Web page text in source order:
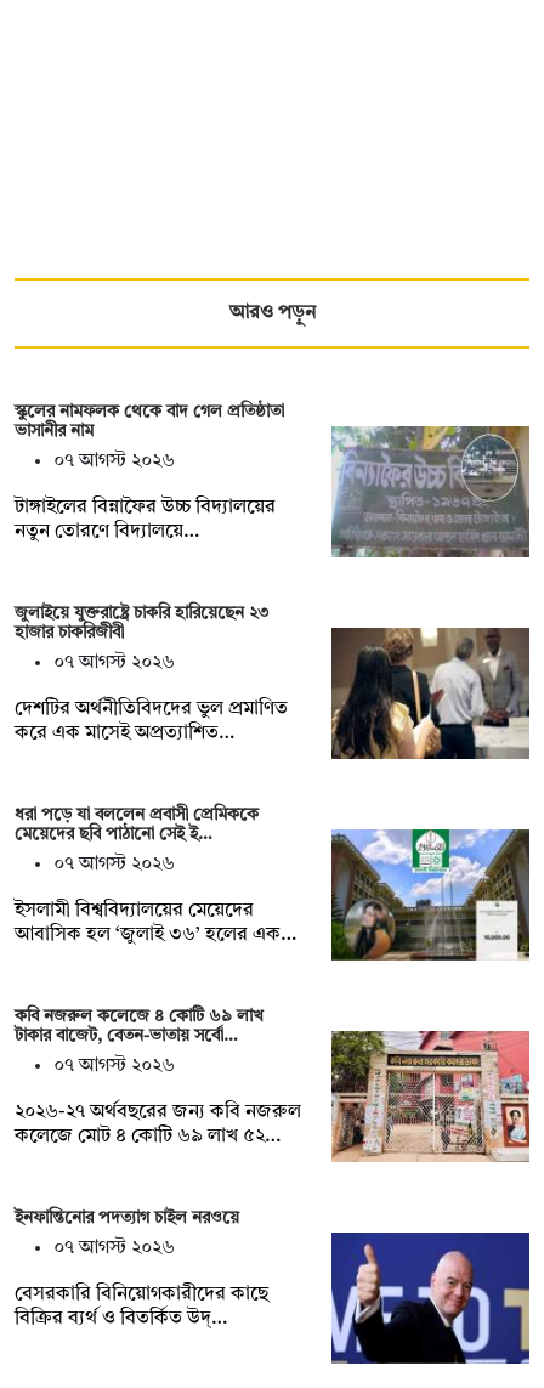
আরও পড়ুন
স্কুলের নামফলক থেকে বাদ গেল প্রতিষ্ঠাতা
ভাসানীর নাম
০৭ আগস্ট ২০২৬
টাঙ্গাইলের বিন্নাফৈর উচ্চ বিদ্যালয়ের
নতুন তোরণে বিদ্যালয়ে…
জুলাইয়ে যুক্তরাষ্ট্রে চাকরি হারিয়েছেন ২৩
হাজার চাকরিজীবী
০৭ আগস্ট ২০২৬
দেশটির অর্থনীতিবিদদের ভুল প্রমাণিত
করে এক মাসেই অপ্রত্যাশিত…
ধরা পড়ে যা বললেন প্রবাসী প্রেমিককে
মেয়েদের ছবি পাঠানো সেই ই…
০৭ আগস্ট ২০২৬
ইসলামী বিশ্ববিদ্যালয়ের মেয়েদের
আবাসিক হল ‘জুলাই ৩৬’ হলের এক…
কবি নজরুল কলেজে ৪ কোটি ৬৯ লাখ
টাকার বাজেট, বেতন-ভাতায় সর্বো…
০৭ আগস্ট ২০২৬
২০২৬-২৭ অর্থবছরের জন্য কবি নজরুল
কলেজে মোট ৪ কোটি ৬৯ লাখ ৫২…
ইনফান্তিনোর পদত্যাগ চাইল নরওয়ে
০৭ আগস্ট ২০২৬
বেসরকারি বিনিয়োগকারীদের কাছে
বিক্রির ব্যর্থ ও বিতর্কিত উদ্…